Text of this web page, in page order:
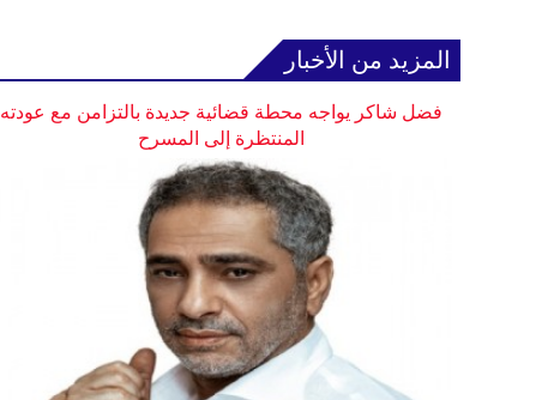
المزيد من الأخبار
فضل شاكر يواجه محطة قضائية جديدة بالتزامن مع عودته
المنتظرة إلى المسرح